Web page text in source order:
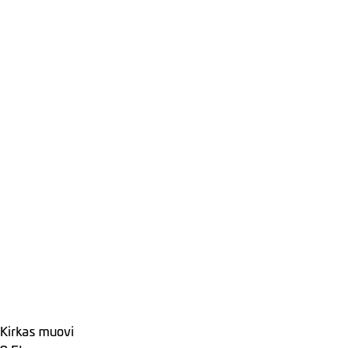
Kirkas muovi